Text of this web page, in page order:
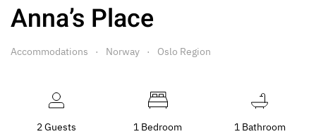
Anna’s Place
Accommodations Norway Oslo Region
2 Guests 1 Bedroom 1 Bathroom